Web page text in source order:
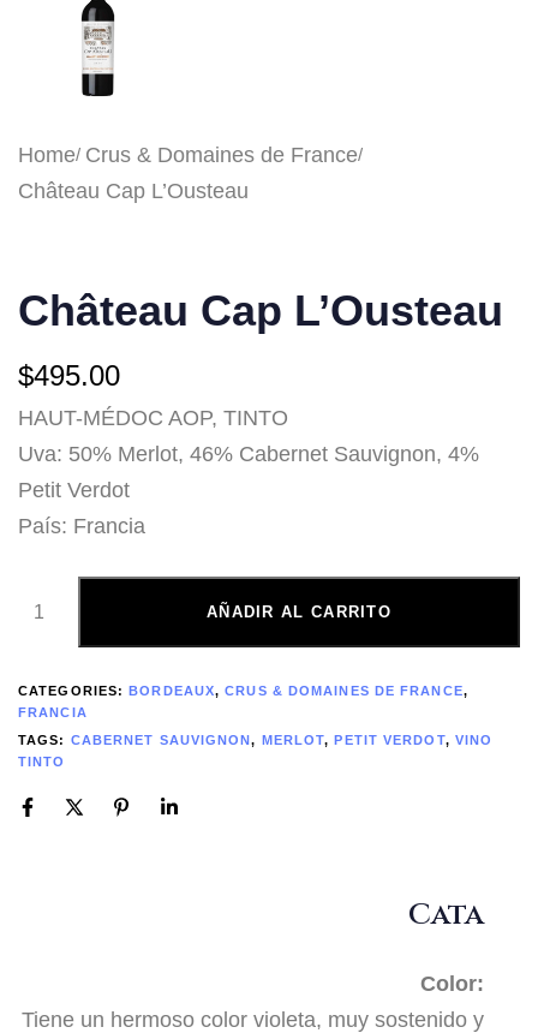
Home Crus & Domaines de France
Château Cap L’Ousteau
Château Cap L’Ousteau
$495.00
HAUT-MÉDOC AOP, TINTO
Uva: 50% Merlot, 46% Cabernet Sauvignon, 4%
Petit Verdot
País: Francia
AÑADIR AL CARRITO
CATEGORIES:BORDEAUX,CRUS & DOMAINES DE FRANCE,
FRANCIA
TAGS: CABERNET SAUVIGNON, MERLOT, PETIT VERDOT, VINO
TINTO
Cata
Color:
Tiene un hermoso color violeta, muy sostenido y